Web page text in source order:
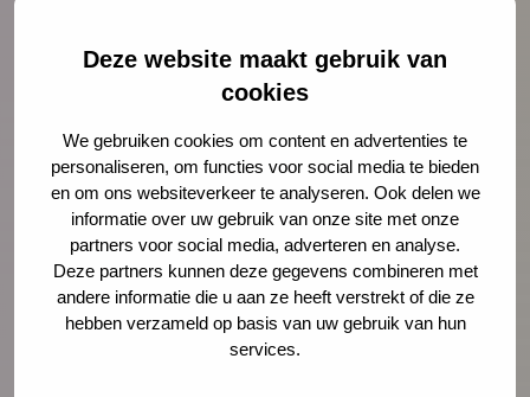
Deze website maakt gebruik van
cookies
We gebruiken cookies om content en advertenties te
personaliseren, om functies voor social media te bieden
en om ons websiteverkeer te analyseren. Ook delen we
informatie over uw gebruik van onze site met onze
partners voor social media, adverteren en analyse.
Deze partners kunnen deze gegevens combineren met
andere informatie die u aan ze heeft verstrekt of die ze
hebben verzameld op basis van uw gebruik van hun
services.
meld je aan voor de nieuwsbrief Preventieagenda
Meer nieuws over Rookvrije Start en een
Rookvrije Generatie
Het nieuwsbericht op de website van Trimbos
De website van de taskforce Rookvrije Start